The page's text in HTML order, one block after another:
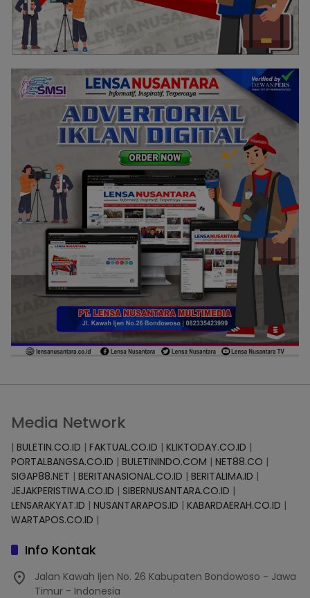
Media Network
| BULETIN.CO.ID | FAKTUAL.CO.ID | KLIKTODAY.CO.ID |
PORTALBANGSA.CO.ID | BULETININDO.COM | NET88.CO |
SIGAP88.NET | BERITANASIONAL.CO.ID | BERITALIMA.ID |
JEJAKPERISTIWA.CO.ID | SIBERNUSANTARA.CO.ID |
LENSARAKYAT.ID | NUSANTARAPOS.ID | KABARDAERAH.CO.ID |
WARTAPOS.CO.ID |
Info Kontak
Jalan Kawah Ijen No. 26 Kabupaten Bondowoso - Jawa
Timur - Indonesia